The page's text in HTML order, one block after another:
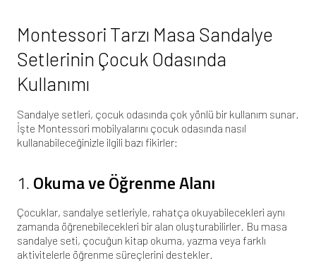
Montessori Tarzı Masa Sandalye
Setlerinin Çocuk Odasında
Kullanımı
Sandalye setleri, çocuk odasında çok yönlü bir kullanım sunar.
İşte Montessori mobilyalarını çocuk odasında nasıl
kullanabileceğinizle ilgili bazı fikirler:
1.Okuma ve Öğrenme Alanı
Çocuklar, sandalye setleriyle, rahatça okuyabilecekleri aynı
zamanda öğrenebilecekleri bir alan oluşturabilirler. Bu masa
sandalye seti, çocuğun kitap okuma, yazma veya farklı
aktivitelerle öğrenme süreçlerini destekler.